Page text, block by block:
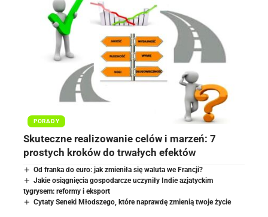
PORADY
Skuteczne realizowanie celów i marzeń: 7
prostych kroków do trwałych efektów
Od franka do euro: jak zmieniła się waluta we Francji?
Jakie osiągnięcia gospodarcze uczyniły Indie azjatyckim
tygrysem: reformy i eksport
Cytaty Seneki Młodszego, które naprawdę zmienią twoje życie